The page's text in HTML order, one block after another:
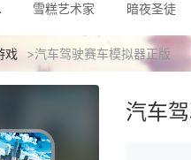
雪糕艺术家 暗夜圣徒
戏 >汽车驾驶赛车模拟器正版
汽车